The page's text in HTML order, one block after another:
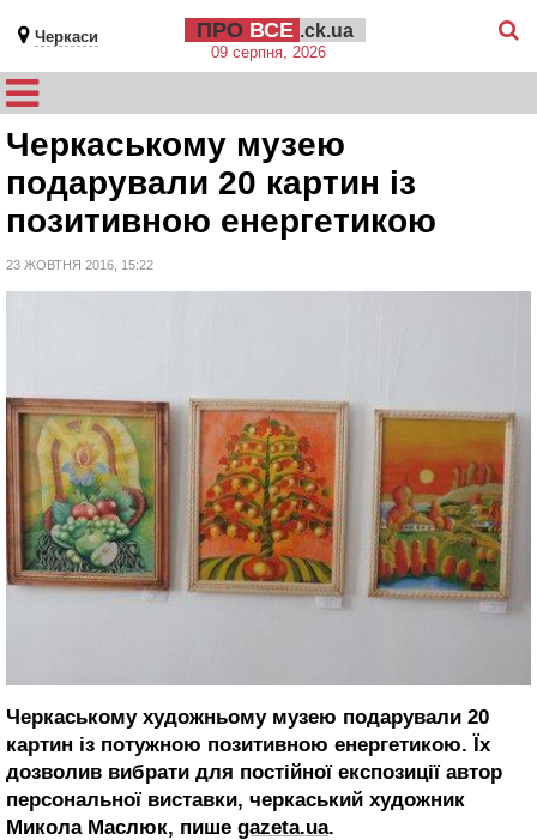
Черкаси ПРО ВСЕ .ck.ua
09 серпня, 2026
Черкаському музею
подарували 20 картин із
позитивною енергетикою
23 ЖОВТНЯ 2016, 15:22
Черкаському художньому музею подарували 20
картин із потужною позитивною енергетикою. Їх
дозволив вибрати для постійної експозиції автор
персональної виставки, черкаський художник
Микола Маслюк, пише gazeta.ua.